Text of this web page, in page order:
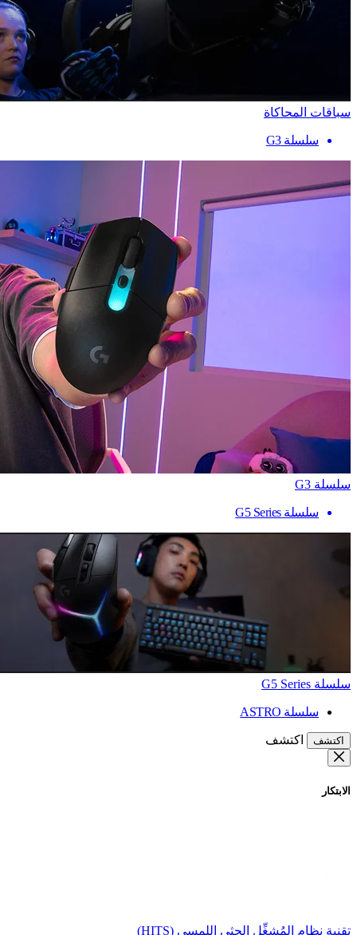
سباقات المحاكاة
سلسلة G3
سلسلة G3
سلسلة G5 Series
سلسلة G5 Series
سلسلة ASTRO
اكتشف اكتشف
الابتكار
تقنية نظام المُشغِّل الحثي اللمسي (HITS)